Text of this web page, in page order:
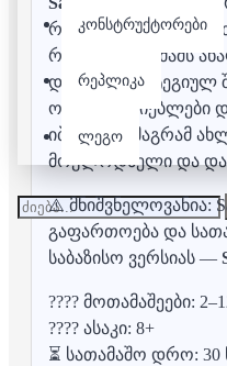
კონსტრუქტორები
რეპლიკა
ლეგო
როლების სამაგიდო
რომელიც თამაშს
და მეტ სტრატეგიულ
ოქროს მაძიებლები
იბრძვიან, მაგრამ
მოულოდნელი და
⚠️ მნიშვნელოვანია:
გაფართოება და
საბაზისო ვერსიას —
???? მოთამაშეები:
???? ასაკი: 8+
⏳ სათამაშო დრო: 30